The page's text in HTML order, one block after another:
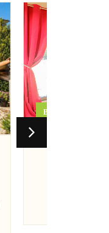
Bed and Breakfast